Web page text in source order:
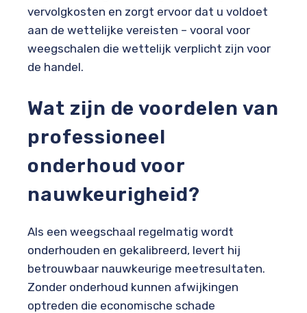
vervolgkosten en zorgt ervoor dat u voldoet
aan de wettelijke vereisten – vooral voor
weegschalen die wettelijk verplicht zijn voor
de handel.
Wat zijn de voordelen van
professioneel
onderhoud voor
nauwkeurigheid?
Als een weegschaal regelmatig wordt
onderhouden en gekalibreerd, levert hij
betrouwbaar nauwkeurige meetresultaten.
Zonder onderhoud kunnen afwijkingen
optreden die economische schade